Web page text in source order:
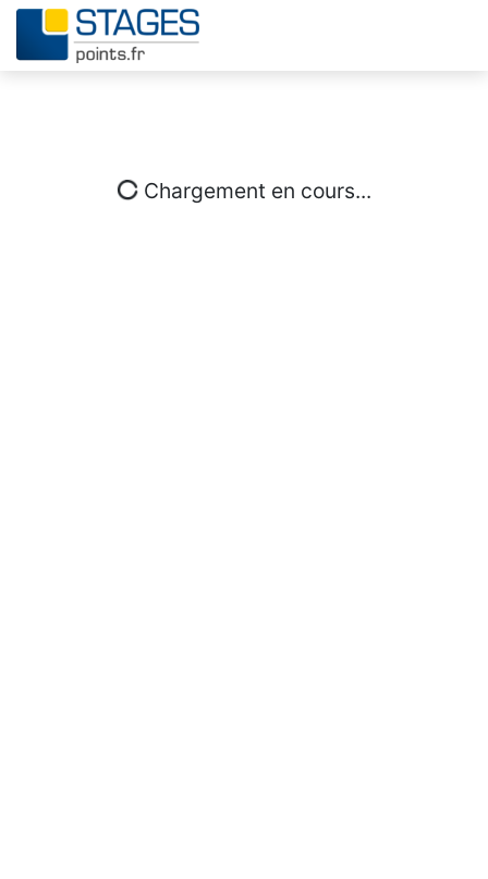
Chargement en cours...